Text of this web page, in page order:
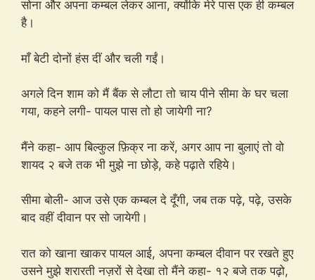
सोना और अपना कम्बल लेकर आना, क्योंकि मेरे पास एक ही कम्बल
है।
माँ बेटी दोनों हंस दीं और चली गईं।
अगले दिन शाम को मैं बैंक से लौटा तो चाय पीने सीमा के घर चला
गया, कहने लगी- पायल पास तो हो जायेगी ना?
मैंने कहा- आप बिल्कुल फ़िक्र ना करें, अगर आप ना बुलाएं तो वो
शायद २ बजे तक भी मुझे ना छोड़े, कहे पढ़ाते रहिये।
सीमा बोली- आज उसे एक कम्बल दे दूँगी, जब तक पढ़े, पढ़े, उसके
बाद वहीं दीवान पर सो जायेगी।
रात को खाना खाकर पायल आई, अपना कम्बल दीवान पर रखते हुए
उसने मुझे शरारती नज़रों से देखा तो मैंने कहा- १२ बजे तक पढ़ो,